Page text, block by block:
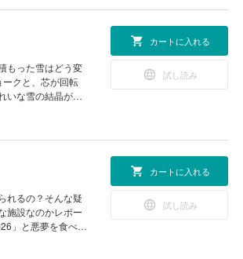
んが ロジカル・
ークラフト ミニ
りの夜の天体ショ
なぜ？ なぜ？
ャレンジ2025 成
の動物 オオサン
ック！ 遠く深
生き残る技術 生
第8回 生成AIで
もった雪はどう変
クと、芯が回転
いな雪の結晶が大
！ KoKa黒板アー
を利用して電気
なぜ？ どうし
くなる 動物園
が未来を拓く！
潜入！ 読者の写
、偶然の出会い
カートに入れる
試し読み
れるの？そんな疑
施設なのかレポー
」と悪夢を食べて
カートに入れる
試し読み